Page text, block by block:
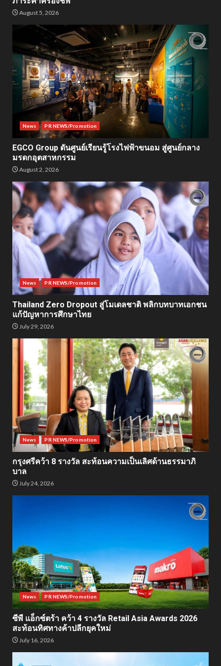
August 5, 2026
News PR NEWS/Promotion
EGCO Group ดันศูนย์เรียนรู้โรงไฟฟ้าขนอม สู่ศูนย์กลาง
มรดกอุตสาหกรรม
August 2, 2026
News PR NEWS/Promotion
Thailand Zero Dropout สู่โมเดลชาติ พลิกบทบาทเอกชน
แก้ปัญหาการศึกษาไทย
July 29, 2026
News PR NEWS/Promotion
กรุงศรีคว้า 8 รางวัล สะท้อนความเป็นเลิศด้านธรรมาภิ
บาล
July 24, 2026
News PR NEWS/Promotion
ซีพี แอ็กซ์ตร้า คว้า 4 รางวัล Retail Asia Awards 2026
สะท้อนทิศทางค้าปลีกยุคใหม่
July 16, 2026